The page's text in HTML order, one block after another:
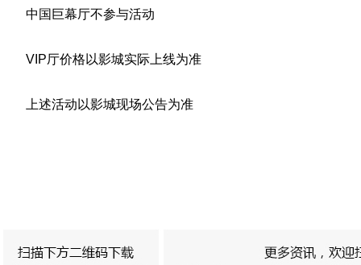
中国巨幕厅不参与活动
VIP厅价格以影城实际上线为准
上述活动以影城现场公告为准